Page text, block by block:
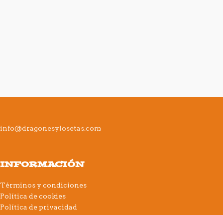
info@dragonesylosetas.com
INFORMACIÓN
Términos y condiciones
Política de cookies
Política de privacidad